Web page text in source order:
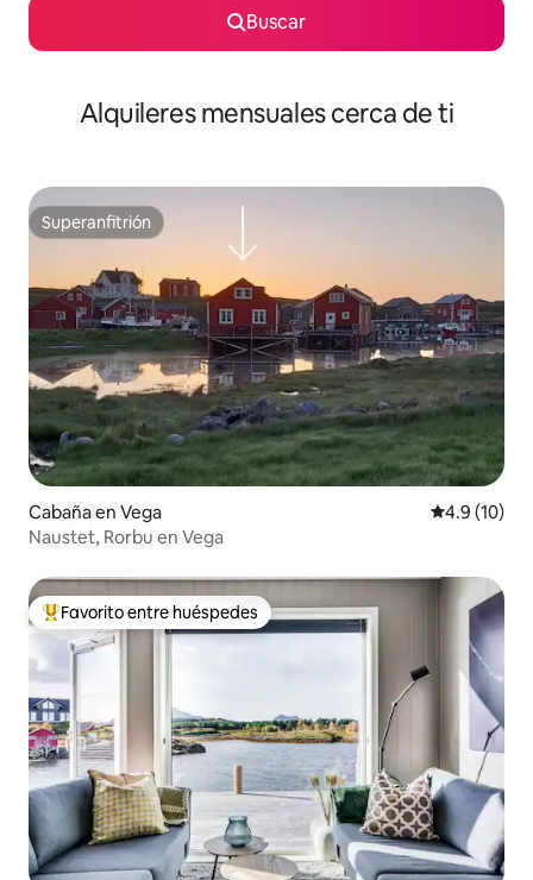
Buscar
Alquileres mensuales cerca de ti
Superanfitrión
Superanfitrión
Cabaña en Vega Calificación
4.9 (10)
Naustet, Rorbu en Vega
Favorito entre huéspedes preferido
Favorito entre huéspedes